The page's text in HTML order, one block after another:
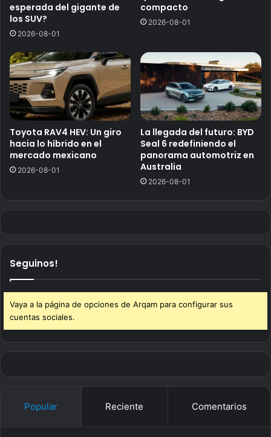
esperada del gigante de
los SUV?
2026-08-01
compacto
2026-08-01
Toyota RAV4 HEV: Un giro
hacia lo híbrido en el
mercado mexicano
2026-08-01
La llegada del futuro: BYD
Seal 6 redefiniendo el
panorama automotriz en
Australia
2026-08-01
Seguinos!
Vaya a la página de opciones de Arqam para configurar sus
cuentas sociales.
Popular Reciente Comentarios